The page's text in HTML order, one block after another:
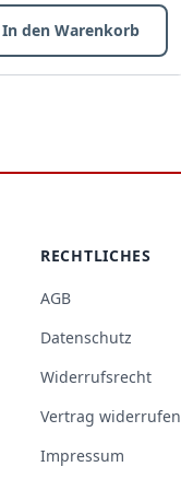
In den Warenkorb
RECHTLICHES
AGB
Datenschutz
Widerrufsrecht
Vertrag widerrufen
Impressum